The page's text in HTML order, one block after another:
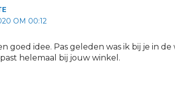
OM 00:12
goed idee. Pas geleden was ik bij je in de
helemaal bij jouw winkel.